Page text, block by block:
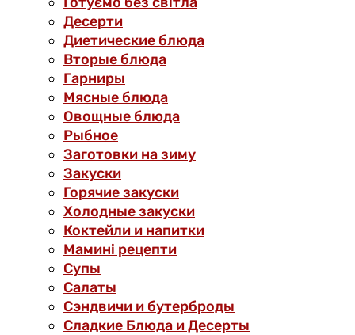
Десерти
Диетические блюда
Вторые блюда
Гарниры
Мясные блюда
Овощные блюда
Рыбное
Заготовки на зиму
Закуски
Горячие закуски
Холодные закуски
Коктейли и напитки
Мамині рецепти
Супы
Салаты
Сэндвичи и бутерброды
Сладкие Блюда и Десерты